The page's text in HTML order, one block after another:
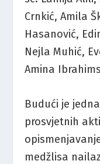
Crnkić, Amila
Hasanović,
Nejla Muhić,
Amina
Budući je
prosvjetnih
medžlisa